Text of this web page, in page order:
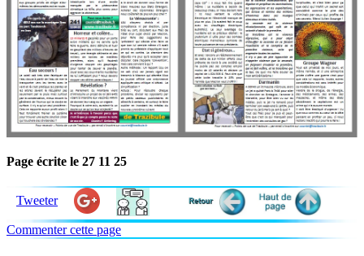
Page écrite le 27 11 25
Tweeter
Commenter cette page